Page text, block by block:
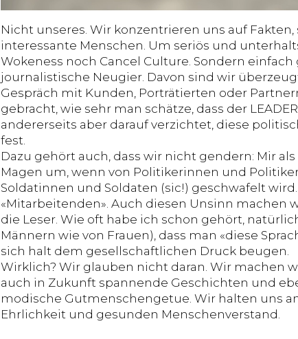
Nicht unseres. Wir konzentrieren uns auf
interessante Menschen. Um seriös und
Wokeness noch Cancel Culture. Sondern
journalistische Neugier. Davon sind wir
Gespräch mit Kunden, Porträtierten oder
gebracht, wie sehr man schätze, dass der
andererseits aber darauf verzichtet, diese
fest.
Dazu gehört auch, dass wir nicht gendern: Mir
Magen um, wenn von Politikerinnen und
Soldatinnen und Soldaten (sic!) geschwafelt
«Mitarbeitenden». Auch diesen Unsinn machen
die Leser. Wie oft habe ich schon gehört,
Männern wie von Frauen), dass man «diese
sich halt dem gesellschaftlichen Druck beugen.
Wirklich? Wir glauben nicht daran. Wir machen
auch in Zukunft spannende Geschichten und
modische Gutmenschengetue. Wir halten uns
Ehrlichkeit und gesunden Menschenverstand.